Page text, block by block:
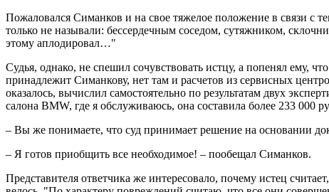
Пожаловался Симанков и на свое тяжелое положение в связи с
только не называли: бессердечным соседом, сутяжником,
этому аплодировал…"
Судья, однако, не спешил сочувствовать истцу, а попенял ему,
принадлежит Симанкову, нет там и расчетов из сервисных
оказалось, вычислил самостоятельно по результатам двух
салона BMW, где я обслуживаюсь, она составила более 233 000
– Вы же понимаете, что суд принимает решение на основании
– Я готов приобщить все необходимое! – пообещал Симанков.
Представителя ответчика же интересовало, почему истец